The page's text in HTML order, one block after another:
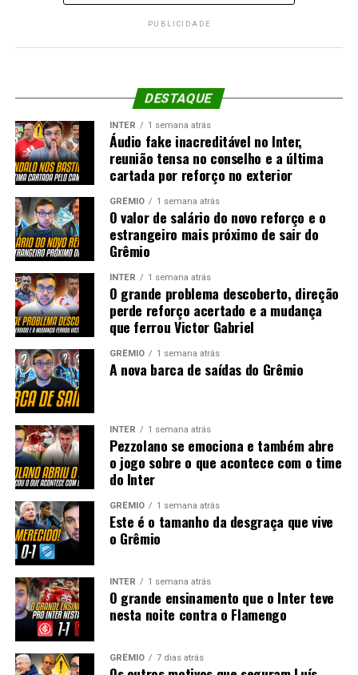
PUBLICIDADE
DESTAQUE
INTER 1 semana atrás
Áudio fake inacreditável no Inter,
reunião tensa no conselho e a última
cartada por reforço no exterior
GRÊMIO 1 semana atrás
O valor de salário do novo reforço e o
estrangeiro mais próximo de sair do
Grêmio
INTER 1 semana atrás
O grande problema descoberto, direção
perde reforço acertado e a mudança
que ferrou Victor Gabriel
GRÊMIO 1 semana atrás
A nova barca de saídas do Grêmio
INTER 1 semana atrás
Pezzolano se emociona e também abre
o jogo sobre o que acontece com o time
do Inter
GRÊMIO 1 semana atrás
Este é o tamanho da desgraça que vive
o Grêmio
INTER 1 semana atrás
O grande ensinamento que o Inter teve
nesta noite contra o Flamengo
GRÊMIO 7 dias atrás